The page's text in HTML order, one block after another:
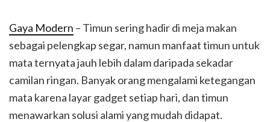
Gaya Modern – Timun sering hadir di meja makan
sebagai pelengkap segar, namun manfaat timun untuk
mata ternyata jauh lebih dalam daripada sekadar
camilan ringan. Banyak orang mengalami ketegangan
mata karena layar gadget setiap hari, dan timun
menawarkan solusi alami yang mudah didapat.